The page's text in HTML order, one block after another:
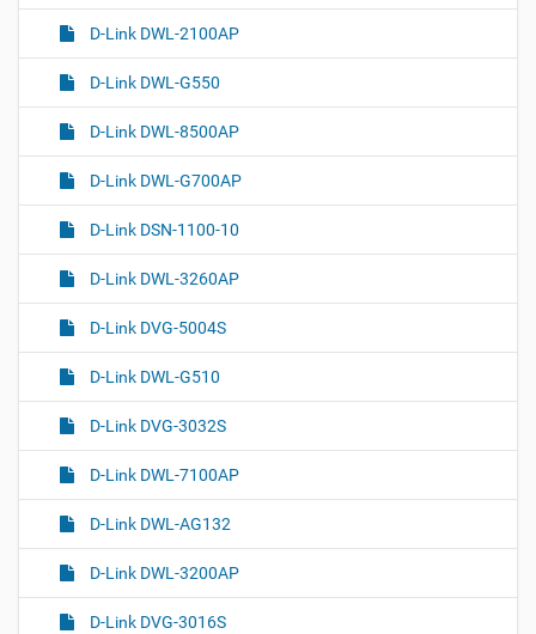
D-Link DWL-2100AP
D-Link DWL-G550
D-Link DWL-8500AP
D-Link DWL-G700AP
D-Link DSN-1100-10
D-Link DWL-3260AP
D-Link DVG-5004S
D-Link DWL-G510
D-Link DVG-3032S
D-Link DWL-7100AP
D-Link DWL-AG132
D-Link DWL-3200AP
D-Link DVG-3016S